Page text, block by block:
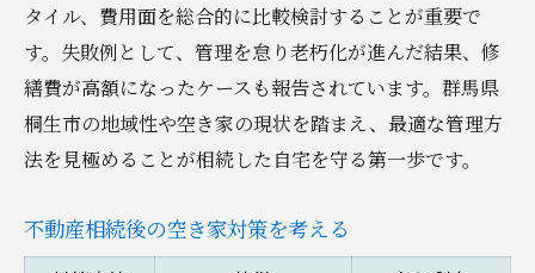
タイル、費用面を総合的に比較検討することが重要で
す。失敗例として、管理を怠り老朽化が進んだ結果、修
繕費が高額になったケースも報告されています。群馬県
桐生市の地域性や空き家の現状を踏まえ、最適な管理方
法を見極めることが相続した自宅を守る第一歩です。
不動産相続後の空き家対策を考える